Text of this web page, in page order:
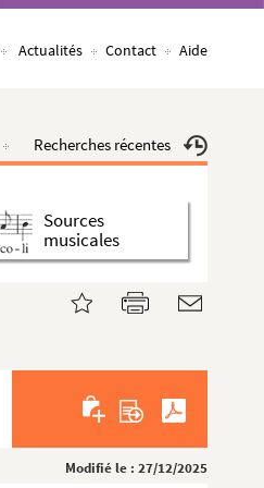
Actualités Contact Aide
Recherches récentes
Sources
musicales
Modifié le : 27/12/2025